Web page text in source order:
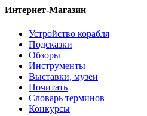
Интернет-Магазин
Устройство корабля
Подсказки
Обзоры
Инструменты
Выставки, музеи
Почитать
Словарь терминов
Конкурсы